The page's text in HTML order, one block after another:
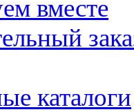
вместе
каталоги